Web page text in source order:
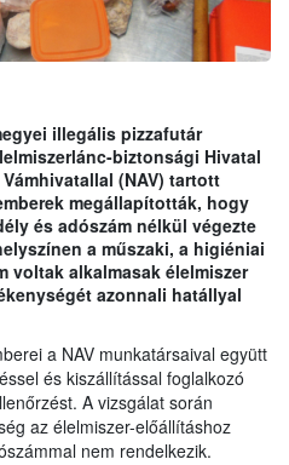
illegális pizzafutár
biztonsági Hivatal
(NAV) tartott
megállapították, hogy
és adószám nélkül végezte
a műszaki, a higiéniai
voltak alkalmasak élelmiszer
azonnali hatállyal
a NAV munkatársaival együtt
és kiszállítással foglalkozó
A vizsgálat során
az élelmiszer-előállításhoz
nem rendelkezik.